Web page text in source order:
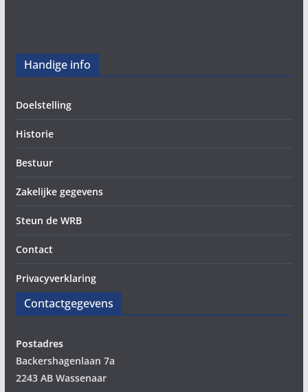
Handige info
Doelstelling
Historie
Bestuur
Zakelijke gegevens
Steun de WRB
Contact
Privacyverklaring
Contactgegevens
Postadres
Backershagenlaan 7a
2243 AB Wassenaar